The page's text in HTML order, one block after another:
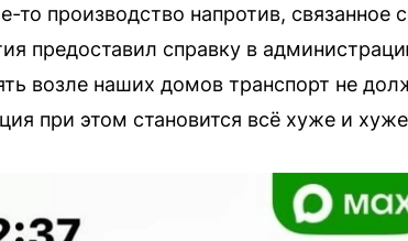
то производство напротив,
предоставил справку в
возле наших домов транспорт не
при этом становится всё хуже и